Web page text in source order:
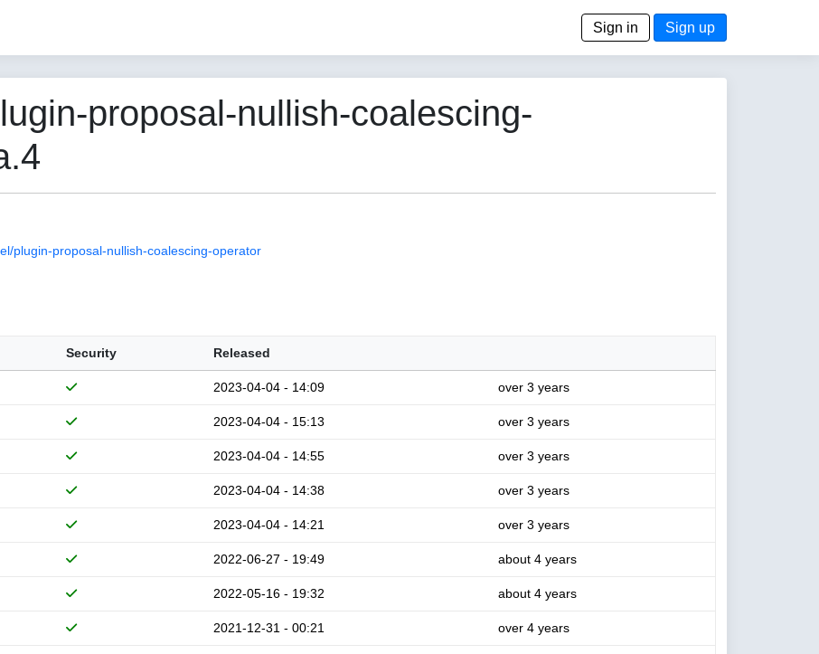
Sign in Sign up
proposal-nullish-coalescing-
plugin-proposal-nullish-coalescing-operator
Security Released
2023-04-04 - 14:09 over 3 years
2023-04-04 - 15:13 over 3 years
2023-04-04 - 14:55 over 3 years
2023-04-04 - 14:38 over 3 years
2023-04-04 - 14:21 over 3 years
2022-06-27 - 19:49 about 4 years
2022-05-16 - 19:32 about 4 years
2021-12-31 - 00:21 over 4 years